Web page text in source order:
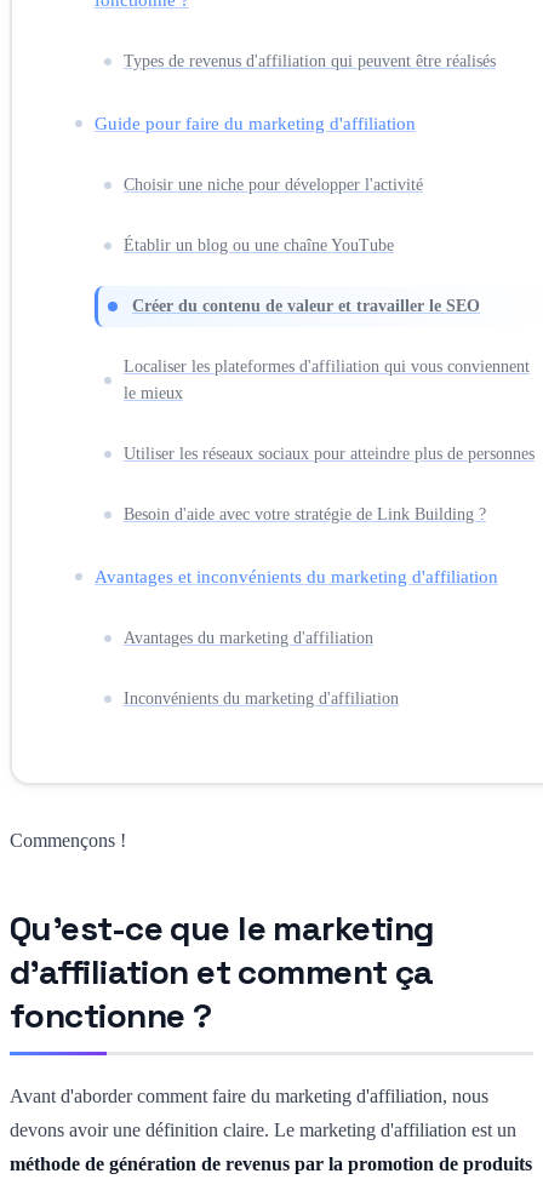
Types de revenus d'affiliation qui peuvent être réalisés
Guide pour faire du marketing d'affiliation
Choisir une niche pour développer l'activité
Établir un blog ou une chaîne YouTube
Créer du contenu de valeur et travailler le SEO
Localiser les plateformes d'affiliation qui vous conviennent
le mieux
Utiliser les réseaux sociaux pour atteindre plus de personnes
Besoin d'aide avec votre stratégie de Link Building ?
Avantages et inconvénients du marketing d'affiliation
Avantages du marketing d'affiliation
Inconvénients du marketing d'affiliation
Commençons !
Qu'est-ce que le marketing
d'affiliation et comment ça
fonctionne ?
Avant d'aborder comment faire du marketing d'affiliation, nous
devons avoir une définition claire. Le marketing d'affiliation est un
méthode de génération de revenus par la promotion de produits